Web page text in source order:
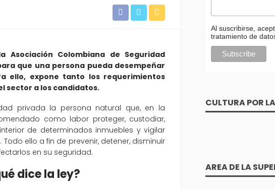
Colombiana de Seguridad
que una persona pueda desempeñar
ello, expone tanto los requerimientos
sector a los candidatos.
privada la persona natural que, en la
como labor proteger, custodiar,
de determinados inmuebles y vigilar
ello a fin de prevenir, detener, disminuir
en su seguridad.
dice la ley?
Al suscribirse,
tratamiento de
CULTURA POR
AREA DE LA